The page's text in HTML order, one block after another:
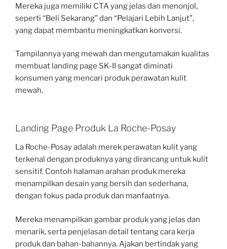
Mereka juga memiliki CTA yang jelas dan menonjol,
seperti “Beli Sekarang” dan “Pelajari Lebih Lanjut”,
yang dapat membantu meningkatkan konversi.
Tampilannya yang mewah dan mengutamakan kualitas
membuat landing page SK-II sangat diminati
konsumen yang mencari produk perawatan kulit
mewah.
Landing Page Produk La Roche-Posay
La Roche-Posay adalah merek perawatan kulit yang
terkenal dengan produknya yang dirancang untuk kulit
sensitif. Contoh halaman arahan produk mereka
menampilkan desain yang bersih dan sederhana,
dengan fokus pada produk dan manfaatnya.
Mereka menampilkan gambar produk yang jelas dan
menarik, serta penjelasan detail tentang cara kerja
produk dan bahan-bahannya. Ajakan bertindak yang